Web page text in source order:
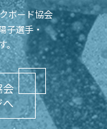
ボード協会
子選手・
。